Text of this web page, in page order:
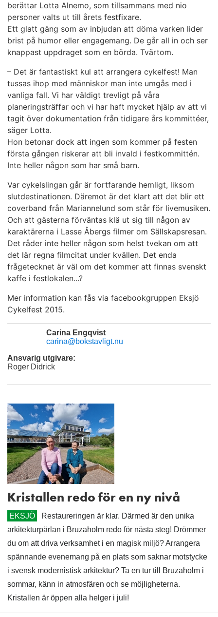
berättar Lotta Alnemo, som tillsammans med nio
personer valts ut till årets festfixare.
Ett glatt gäng som av inbjudan att döma varken lider
brist på humor eller engagemang. De går all in och ser
knappast uppdraget som en börda. Tvärtom.
– Det är fantastiskt kul att arrangera cykelfest! Man
tussas ihop med människor man inte umgås med i
vanliga fall. Vi har väldigt trevligt på våra
planeringsträffar och vi har haft mycket hjälp av att vi
tagit över dokumentation från tidigare års kommittéer,
säger Lotta.
Hon betonar dock att ingen som kommer på festen
första gången riskerar att bli invald i festkommittén.
Inte heller någon som har små barn.
Var cykelslingan går är fortfarande hemligt, liksom
slutdestinationen. Däremot är det klart att det blir ett
coverband från Mariannelund som står för livemusiken.
Och att gästerna förväntas klä ut sig till någon av
karaktärerna i Lasse Åbergs filmer om Sällskapsresan.
Det råder inte heller någon som helst tvekan om att
det lär regna filmcitat under kvällen. Det enda
frågetecknet är väl om det kommer att finnas svenskt
kaffe i festlokalen...?
Mer information kan fås via facebookgruppen Eksjö
Cykelfest 2015.
Carina Engqvist
carina@bokstavligt.nu
Ansvarig utgivare:
Roger Didrick
Kristallen redo för en ny nivå
EKSJÖ
Restaureringen är klar. Därmed är den unika
arkitekturpärlan i Bruzaholm redo för nästa steg! Drömmer
du om att driva verksamhet i en magisk miljö? Arrangera
spännande evenemang på en plats som saknar motstycke
i svensk modernistisk arkitektur? Ta en tur till Bruzaholm i
sommar, känn in atmosfären och se möjligheterna.
Kristallen är öppen alla helger i juli!